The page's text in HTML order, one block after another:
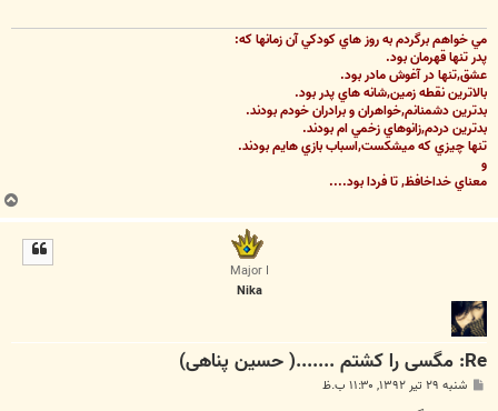
مي خواهم برگردم به روز هاي كودكي آن زمانها كه:
پدر تنها قهرمان بود.
عشق,تنها در آغوش مادر بود.
بالاترين نقطه زمين,شانه هاي پدر بود.
بدترين دشمنانم,خواهران و برادران خودم بودند.
بدترين دردم,زانوهاي زخمي ام بودند.
تنها چيزي كه ميشكست,اسباب بازي هايم بودند.
و
معناي خداخافظ, تا فردا بود....
Major I
Nika
Re: مگسی را کشتم .......( حسین پناهی)
شنبه ۲۹ تیر ۱۳۹۲, ۱۱:۳۰ ب.ظ